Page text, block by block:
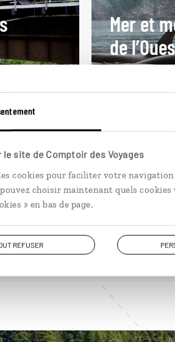
site de Comptoir des Voyages
cookies pour faciliter votre
choisir maintenant quels
» en bas de page.
REFUSER
train dans
Mer et
de
19 jours / 17
à partir de